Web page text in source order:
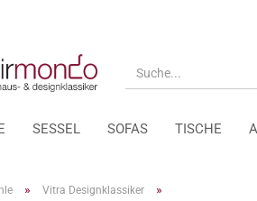
SESSEL SOFAS TISCHE
» Vitra Designklassiker »